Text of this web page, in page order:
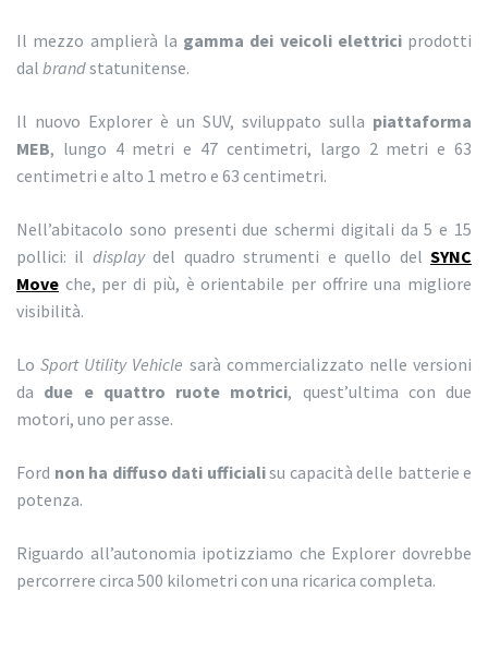
Il mezzo amplierà la gamma dei veicoli elettriciprodotti
dal brandstatunitense.
Il nuovo Explorer è un SUV, sviluppato sulla piattaforma
MEB, lungo 4 metri e 47 centimetri, largo 2 metri e 63
centimetri e alto 1 metro e 63 centimetri.
Nell’abitacolo sono presenti due schermi digitali da 5 e 15
pollici: il displaydel quadro strumenti e quello delSYNC
Move che, per di più, è orientabile per offrire una migliore
visibilità.
LoSport Utility Vehicle sarà commercializzato nelle versioni
da due e quattro ruote motrici, quest’ultima con due
motori, uno per asse.
Ford non ha diffuso dati ufficialisu capacità delle batterie e
potenza.
Riguardo all’autonomia ipotizziamo che Explorer dovrebbe
percorrere circa 500 kilometri con una ricarica completa.